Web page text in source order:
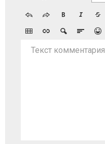
Текст комментария